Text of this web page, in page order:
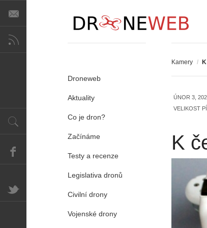
Kamery /
ÚNOR 3,
VELIKOST
K
Droneweb
Aktuality
Co je dron?
Začínáme
Testy a recenze
Legislativa dronů
Civilní drony
Vojenské drony